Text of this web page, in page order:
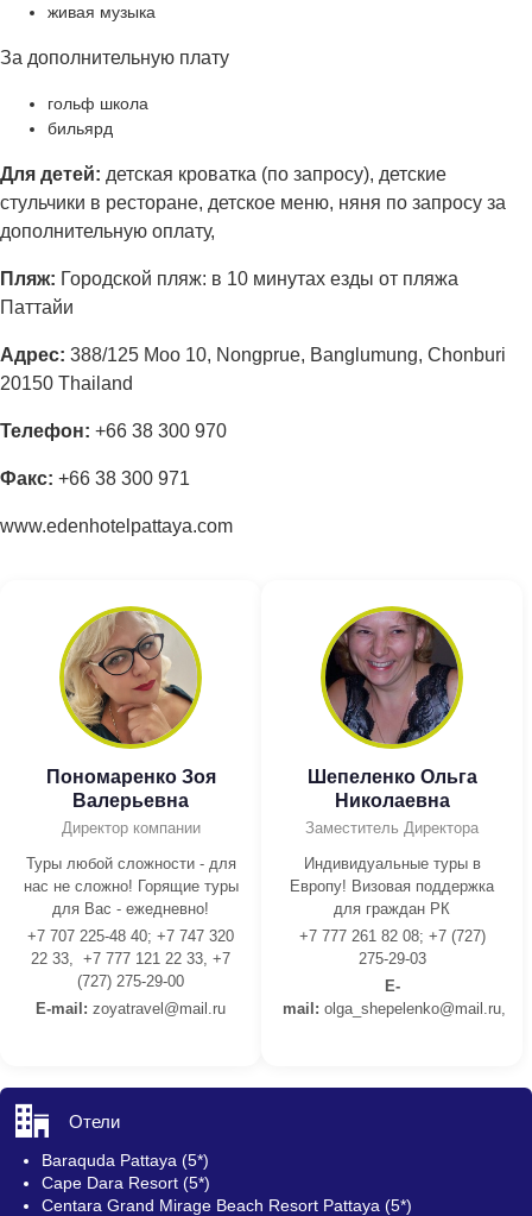
живая музыка
За дополнительную плату
гольф школа
бильярд
Для детей: детская кроватка (по запросу), детские
стульчики в ресторане, детское меню, няня по запросу за
дополнительную оплату,
Пляж: Городской пляж: в 10 минутах езды от пляжа
Паттайи
Адрес: 388/125 Moo 10, Nongprue, Banglumung, Chonburi
20150 Thailand
Телефон: +66 38 300 970
Факс: +66 38 300 971
www.edenhotelpattaya.com
Пономаренко Зоя
Валерьевна
Директор компании
Туры любой сложности - для
нас не сложно! Горящие туры
для Вас - ежедневно!
+7 707 225-48 40; +7 747 320
22 33, +7 777 121 22 33, +7
(727) 275-29-00
E-mail: zoyatravel@mail.ru
Шепеленко Ольга
Николаевна
Заместитель Директора
Индивидуальные туры в
Европу! Визовая поддержка
для граждан РК
+7 777 261 82 08; +7 (727)
275-29-03
E-
mail: olga_shepelenko@mail.ru,
Отели
Baraquda Pattaya (5*)
Cape Dara Resort (5*)
Centara Grand Mirage Beach Resort Pattaya (5*)